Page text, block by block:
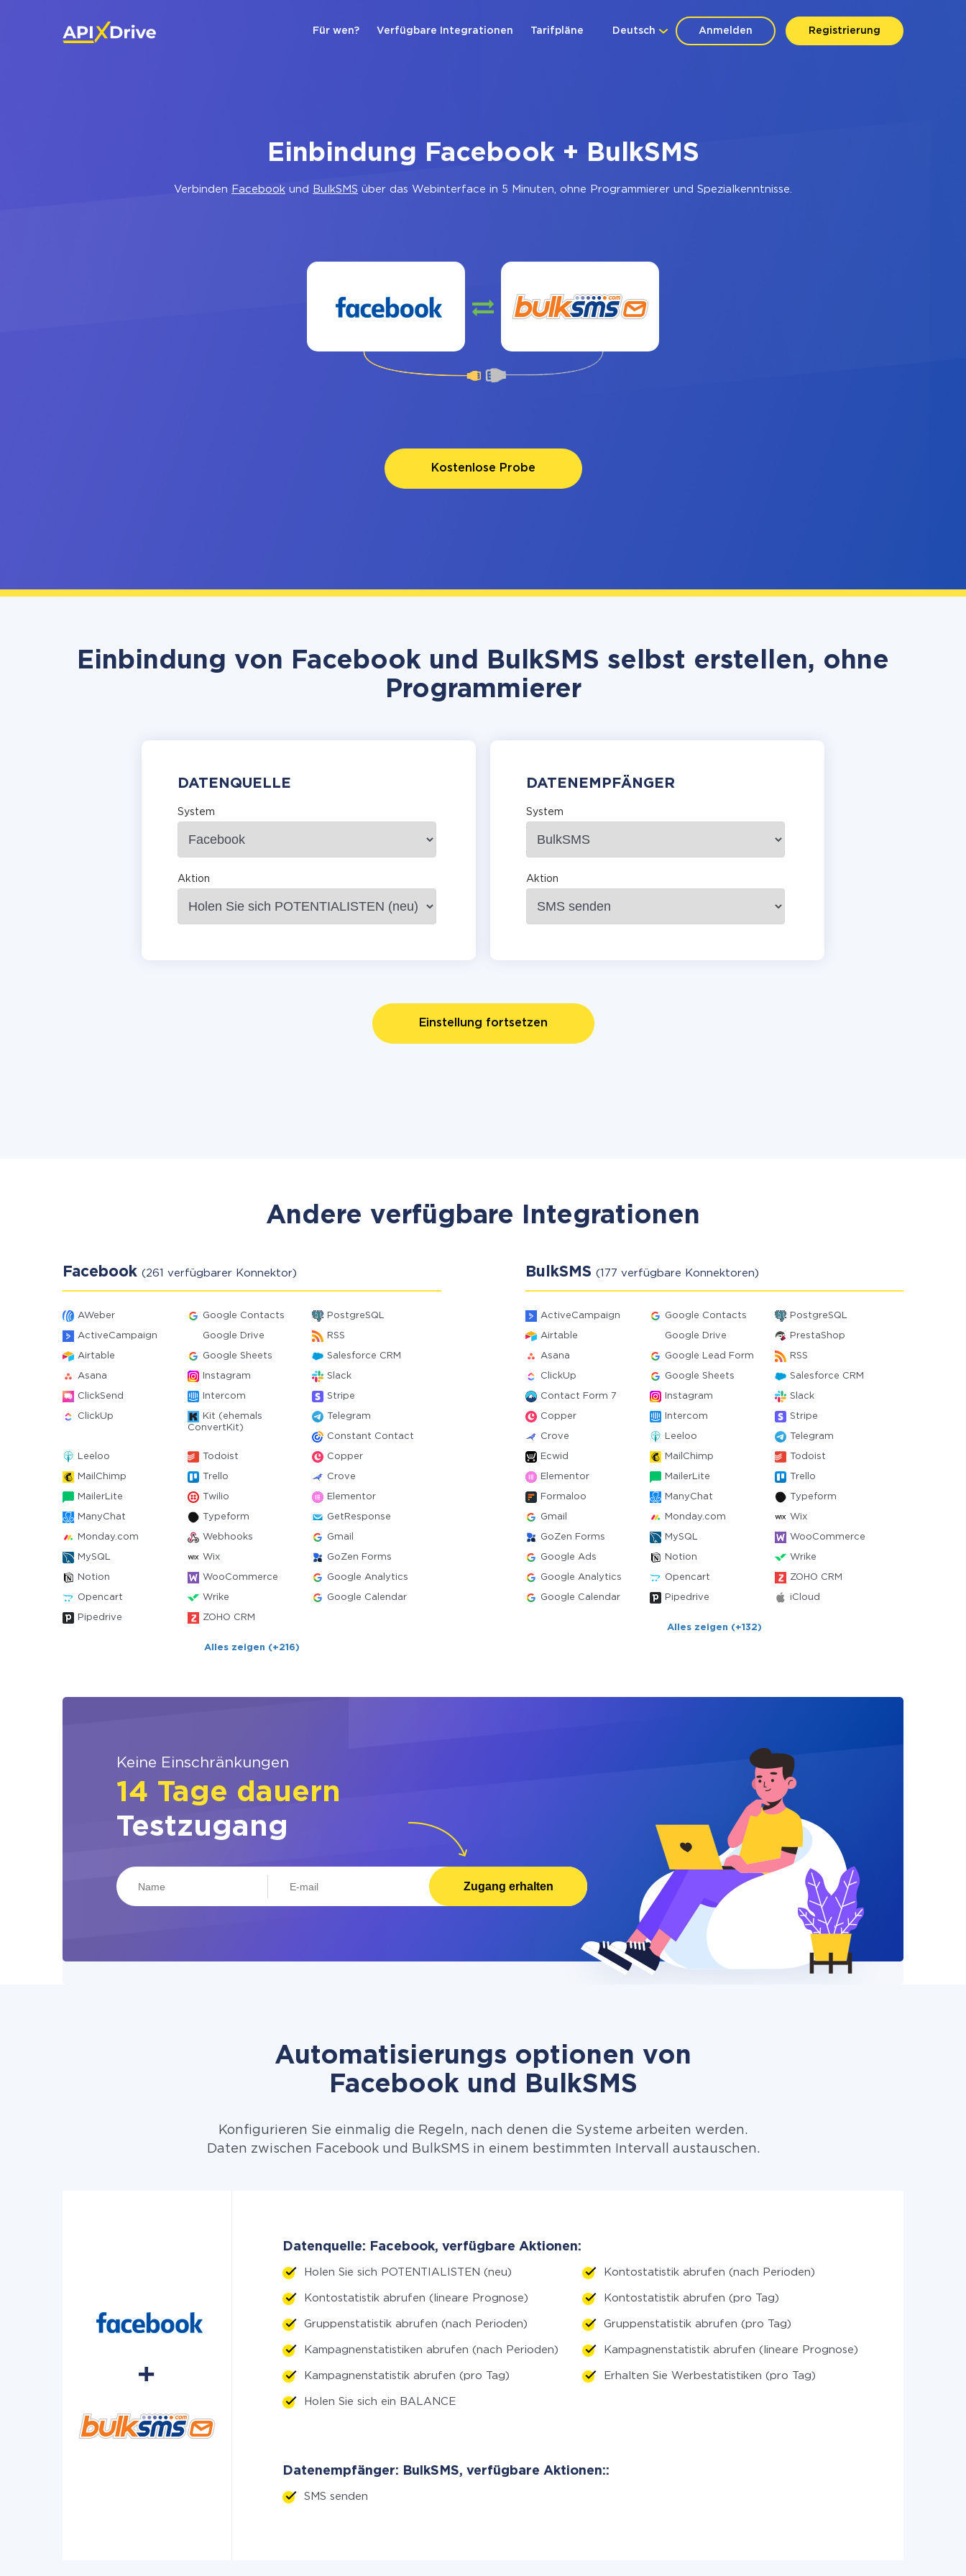
Anmelden Registrierung
Deutsch
Für wen? Verfügbare Integrationen Tarifpläne
Einbindung Facebook + BulkSMS
Verbinden Facebook und BulkSMS über das Webinterface in 5 Minuten, ohne Programmierer und Spezialkenntnisse.
Kostenlose Probe
Einbindung von Facebook und BulkSMS selbst erstellen, ohne
Programmierer
DATENQUELLE
System
Aktion
DATENEMPFÄNGER
System
Aktion
Einstellung fortsetzen
Andere verfügbare Integrationen
Facebook (261 verfügbarer Konnektor)
AWeber Google Contacts PostgreSQL
ActiveCampaign Google Drive RSS
Airtable Google Sheets Salesforce CRM
Asana Instagram Slack
ClickSend Intercom Stripe
ClickUp
Kit (ehemals
ConvertKit)
Telegram
Constant Contact
Leeloo Todoist Copper
MailChimp Trello Crove
MailerLite Twilio Elementor
ManyChat Typeform GetResponse
Monday.com Webhooks Gmail
MySQL Wix GoZen Forms
Notion WooCommerce Google Analytics
Opencart Wrike Google Calendar
Pipedrive ZOHO CRM
Alles zeigen (+216)
BulkSMS (177 verfügbare Konnektoren)
ActiveCampaign Google Contacts PostgreSQL
Airtable Google Drive PrestaShop
Asana Google Lead Form RSS
ClickUp Google Sheets Salesforce CRM
Contact Form 7 Instagram Slack
Copper Intercom Stripe
Crove Leeloo Telegram
Ecwid MailChimp Todoist
Elementor MailerLite Trello
Formaloo ManyChat Typeform
Gmail Monday.com Wix
GoZen Forms MySQL WooCommerce
Google Ads Notion Wrike
Google Analytics Opencart ZOHO CRM
Google Calendar Pipedrive iCloud
Alles zeigen (+132)
Keine Einschränkungen
14 Tage dauern
Testzugang
Zugang erhalten
Automatisierungs optionen von
Facebook und BulkSMS
Konfigurieren Sie einmalig die Regeln, nach denen die Systeme arbeiten werden.
Daten zwischen Facebook und BulkSMS in einem bestimmten Intervall austauschen.
Datenquelle: Facebook, verfügbare Aktionen:
Holen Sie sich POTENTIALISTEN (neu) Kontostatistik abrufen (nach Perioden)
Kontostatistik abrufen (lineare Prognose) Kontostatistik abrufen (pro Tag)
Gruppenstatistik abrufen (nach Perioden) Gruppenstatistik abrufen (pro Tag)
Kampagnenstatistiken abrufen (nach Perioden) Kampagnenstatistik abrufen (lineare Prognose)
Kampagnenstatistik abrufen (pro Tag) Erhalten Sie Werbestatistiken (pro Tag)
Holen Sie sich ein BALANCE
Datenempfänger: BulkSMS, verfügbare Aktionen::
SMS senden